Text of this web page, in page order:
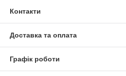
Контакти
Доставка та оплата
Графік роботи